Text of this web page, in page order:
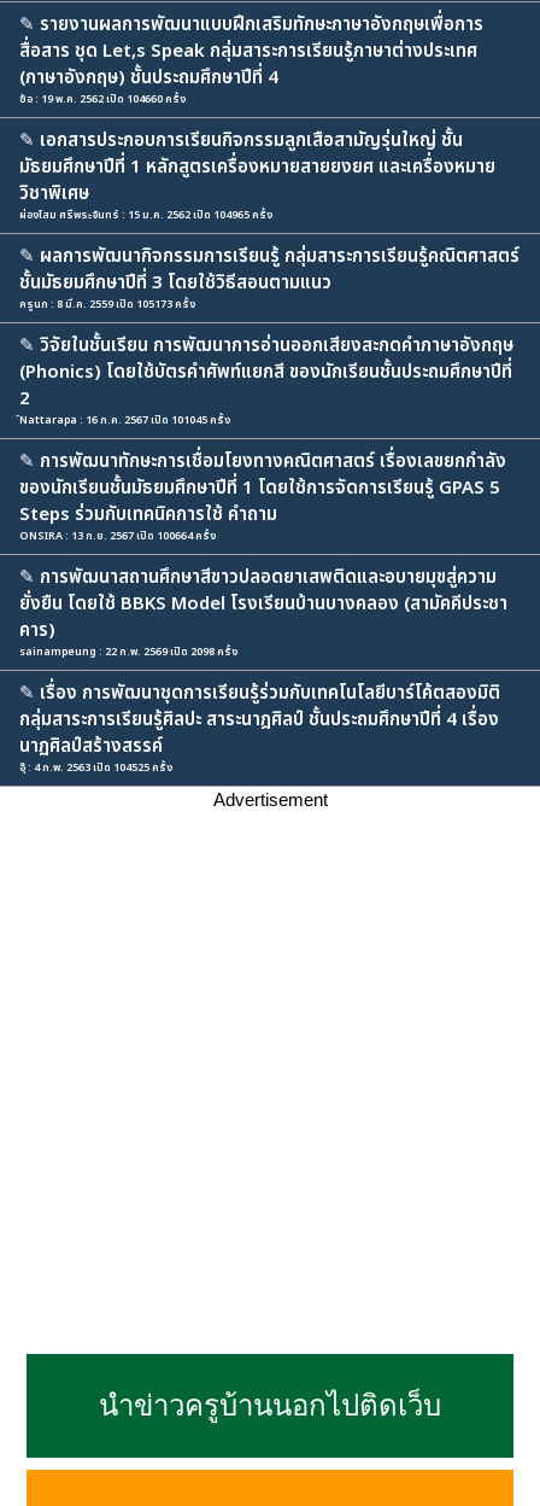
✎ รายงานผลการพัฒนาแบบฝึกเสริมทักษะภาษาอังกฤษเพื่อการ
สื่อสาร ชุด Let,s Speak กลุ่มสาระการเรียนรู้ภาษาต่างประเทศ
(ภาษาอังกฤษ) ชั้นประถมศึกษาปีที่ 4
ซ้อ : 19 พ.ค. 2562 เปิด 104660 ครั้ง
✎ เอกสารประกอบการเรียนกิจกรรมลูกเสือสามัญรุ่นใหญ่ ชั้น
มัธยมศึกษาปีที่ 1 หลักสูตรเครื่องหมายสายยงยศ และเครื่องหมาย
วิชาพิเศษ
ผ่องโสม ศรีพระจันทร์ : 15 ม.ค. 2562 เปิด 104965 ครั้ง
✎ ผลการพัฒนากิจกรรมการเรียนรู้ กลุ่มสาระการเรียนรู้คณิตศาสตร์
ชั้นมัธยมศึกษาปีที่ 3 โดยใช้วิธีสอนตามแนว
ครูนก : 8 มี.ค. 2559 เปิด 105173 ครั้ง
✎ วิจัยในชั้นเรียน การพัฒนาการอ่านออกเสียงสะกดคำภาษาอังกฤษ
(Phonics) โดยใช้บัตรคำศัพท์แยกสี ของนักเรียนชั้นประถมศึกษาปีที่
2
์Nattarapa : 16 ก.ค. 2567 เปิด 101045 ครั้ง
✎ การพัฒนาทักษะการเชื่อมโยงทางคณิตศาสตร์ เรื่องเลขยกกำลัง
ของนักเรียนชั้นมัธยมศึกษาปีที่ 1 โดยใช้การจัดการเรียนรู้ GPAS 5
Steps ร่วมกับเทคนิคการใช้ คำถาม
ONSIRA : 13 ก.ย. 2567 เปิด 100664 ครั้ง
✎ การพัฒนาสถานศึกษาสีขาวปลอดยาเสพติดและอบายมุขสู่ความ
ยั่งยืน โดยใช้ BBKS Model โรงเรียนบ้านบางคลอง (สามัคคีประชา
คาร)
sainampeung : 22 ก.พ. 2569 เปิด 2098 ครั้ง
✎ เรื่อง การพัฒนาชุดการเรียนรู้ร่วมกับเทคโนโลยีบาร์โค้ตสองมิติ
กลุ่มสาระการเรียนรู้ศิลปะ สาระนาฎศิลป์ ชั้นประถมศึกษาปีที่ 4 เรื่อง
นาฏศิลป์สร้างสรรค์
อุ๊ : 4 ก.พ. 2563 เปิด 104525 ครั้ง
Advertisement
นำข่าวครูบ้านนอกไปติดเว็บ